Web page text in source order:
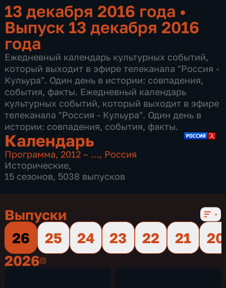
13 декабря 2016 года •
Выпуск 13 декабря 2016
года
Ежедневный календарь культурных событий,
который выходит в эфире телеканала "Россия -
Кульура". Один день в истории: совпадения,
события, факты. Ежедневный календарь
культурных событий, который выходит в эфире
телеканала "Россия - Кульура". Один день в
истории: совпадения, события, факты.
Календарь
Программа,2012 – …, Россия
Исторические,
15 сезонов, 5038 выпусков
Выпуски
26
25 24 23 22 21
20
20262026